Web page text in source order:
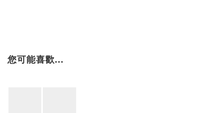
您可能喜歡...